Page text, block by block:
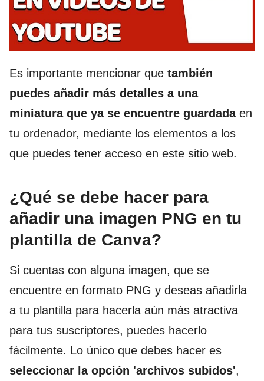
Es importante mencionar que también
puedes añadir más detalles a una
miniatura que ya se encuentre guardadaen
tu ordenador, mediante los elementos a los
que puedes tener acceso en este sitio web.
¿Qué se debe hacer para
añadir una imagen PNG en tu
plantilla de Canva?
Si cuentas con alguna imagen, que se
encuentre en formato PNG y deseas añadirla
a tu plantilla para hacerla aún más atractiva
para tus suscriptores, puedes hacerlo
fácilmente. Lo único que debes hacer es
seleccionar la opción 'archivos subidos',